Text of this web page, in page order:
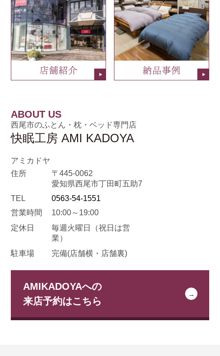
ABOUT US
西尾市のふとん・枕・ベッド専門店
快眠工房 AMI KADOYA
アミカドヤ
住所
〒445-0062
愛知県西尾市丁田町五助7
TEL
0563-54-1551
営業時間
10:00～19:00
定休日
毎週火曜日
（祝日は営
業）
駐車場
完備(店舗横・店舗裏)
AMIKADOYAへの
来店予約はこちら